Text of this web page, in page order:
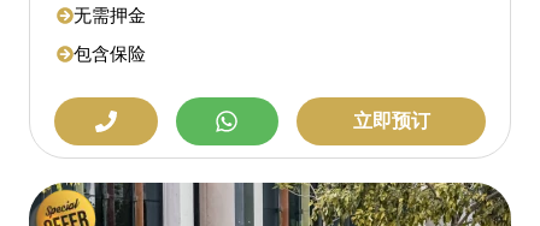
无需押金
包含保险
立即预订